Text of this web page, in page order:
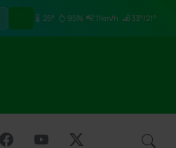
25° 95% 11km/h 33°/21°